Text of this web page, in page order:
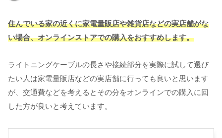
住んでいる家の近くに家電量販店や雑貨店などの実店舗がな
い場合、オンラインストアでの購入をおすすめします。
ライトニングケーブルの長さや接続部分を実際に試して選び
たい人は家電量販店などの実店舗に行っても良いと思います
が、交通費などを考えるとその分をオンラインでの購入に回
した方が良いと考えています。